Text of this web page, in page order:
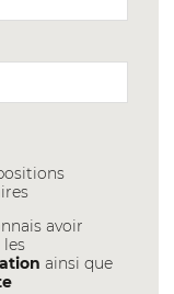
avoir
les
ainsi que